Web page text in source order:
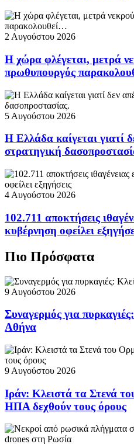
2 Αυγούστου 2026
Η χώρα φλέγεται, μετρά
πρωθυπουργός
5 Αυγούστου 2026
Η Ελλάδα καίγεται γιατί
στρατηγική
4 Αυγούστου 2026
102.711 αποκτήσεις
κυβέρνηση οφείλει
Πιο Πρόσφατα
9 Αυγούστου 2026
Συναγερμός για
Αθήνα
9 Αυγούστου 2026
Ιράν: Κλειστά τα Στενά
ΗΠΑ δεχθούν τους όρους